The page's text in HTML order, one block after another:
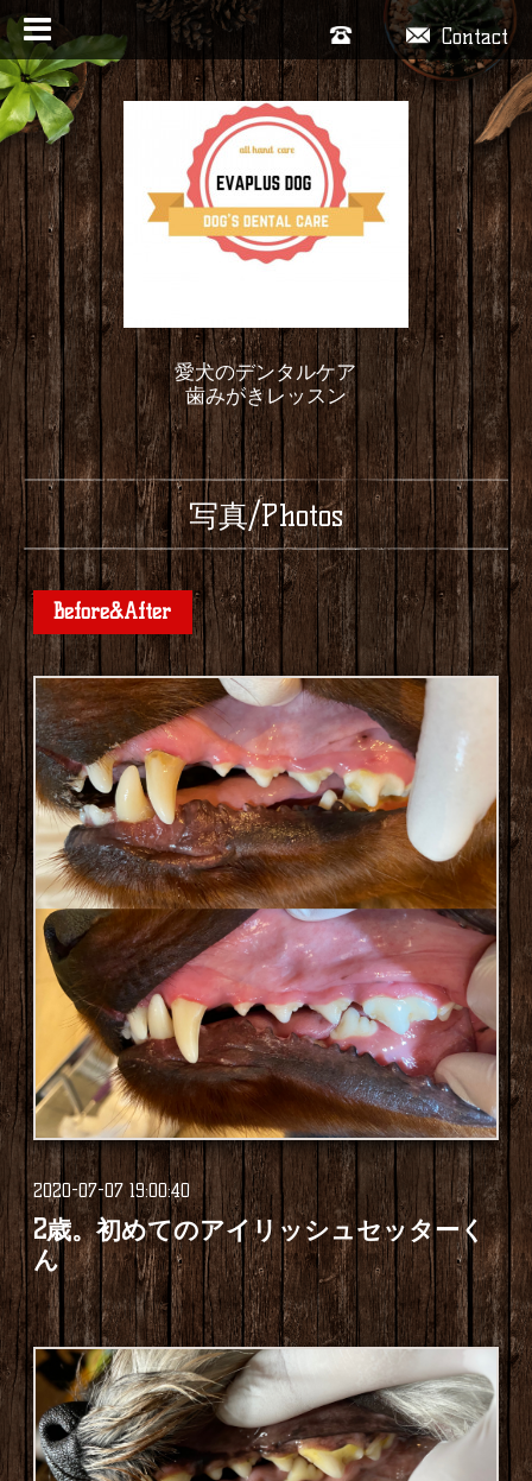
Contact
愛犬のデンタルケア
歯みがきレッスン
写真/Photos
Before&After
2020-07-07 19:00:40
2歳。初めてのアイリッシュセッターく
ん